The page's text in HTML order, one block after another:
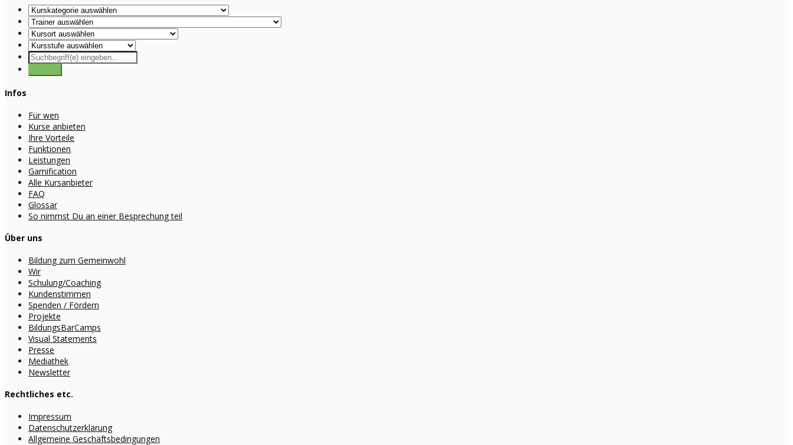
Infos
Für wen
Kurse anbieten
Ihre Vorteile
Funktionen
Leistungen
Gamification
Alle Kursanbieter
FAQ
Glossar
So nimmst Du an einer Besprechung teil
Über uns
Bildung zum Gemeinwohl
Wir
Schulung/Coaching
Kundenstimmen
Spenden / Fördern
Projekte
BildungsBarCamps
Visual Statements
Presse
Mediathek
Newsletter
Rechtliches etc.
Impressum
Datenschutzerklärung
Allgemeine Geschäftsbedingungen